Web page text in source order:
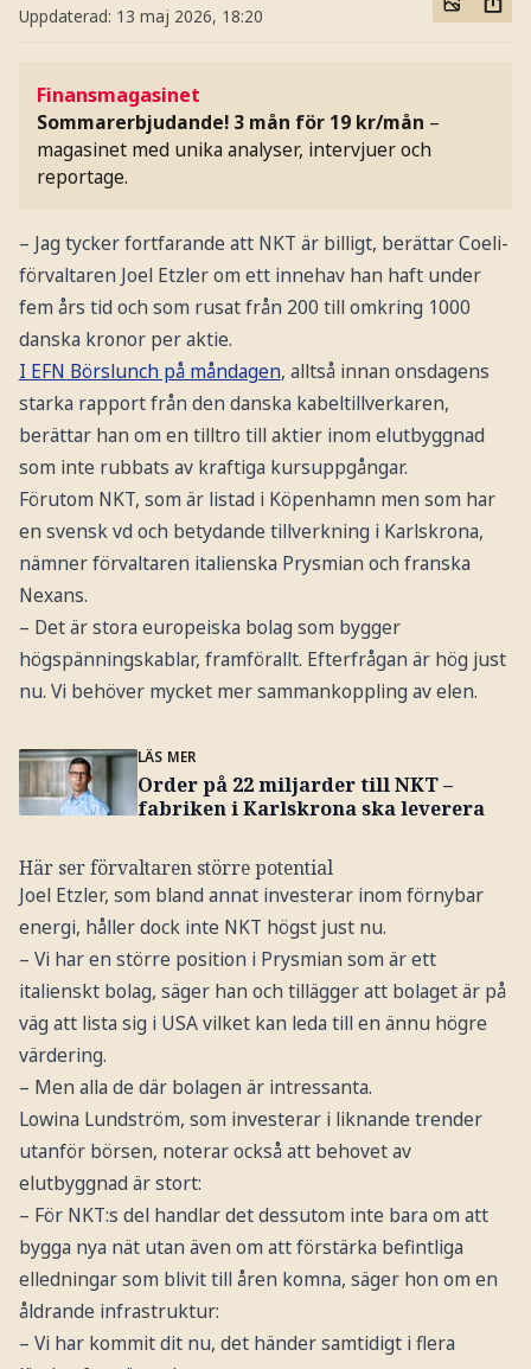
Uppdaterad: 13 maj 2026, 18:20
Finansmagasinet
Sommarerbjudande! 3 mån för 19 kr/mån –
magasinet med unika analyser, intervjuer och
reportage.
– Jag tycker fortfarande att NKT är billigt, berättar Coeli-
förvaltaren Joel Etzler om ett innehav han haft under
fem års tid och som rusat från 200 till omkring 1000
danska kronor per aktie.
I EFN Börslunch på måndagen, alltså innan onsdagens
starka rapport från den danska kabeltillverkaren,
berättar han om en tilltro till aktier inom elutbyggnad
som inte rubbats av kraftiga kursuppgångar.
Förutom NKT, som är listad i Köpenhamn men som har
en svensk vd och betydande tillverkning i Karlskrona,
nämner förvaltaren italienska Prysmian och franska
Nexans.
– Det är stora europeiska bolag som bygger
högspänningskablar, framförallt. Efterfrågan är hög just
nu. Vi behöver mycket mer sammankoppling av elen.
LÄS MER
Order på 22 miljarder till NKT –
fabriken i Karlskrona ska leverera
Här ser förvaltaren större potential
Joel Etzler, som bland annat investerar inom förnybar
energi, håller dock inte NKT högst just nu.
– Vi har en större position i Prysmian som är ett
italienskt bolag, säger han och tillägger att bolaget är på
väg att lista sig i USA vilket kan leda till en ännu högre
värdering.
– Men alla de där bolagen är intressanta.
Lowina Lundström, som investerar i liknande trender
utanför börsen, noterar också att behovet av
elutbyggnad är stort:
– För NKT:s del handlar det dessutom inte bara om att
bygga nya nät utan även om att förstärka befintliga
elledningar som blivit till åren komna, säger hon om en
åldrande infrastruktur:
– Vi har kommit dit nu, det händer samtidigt i flera